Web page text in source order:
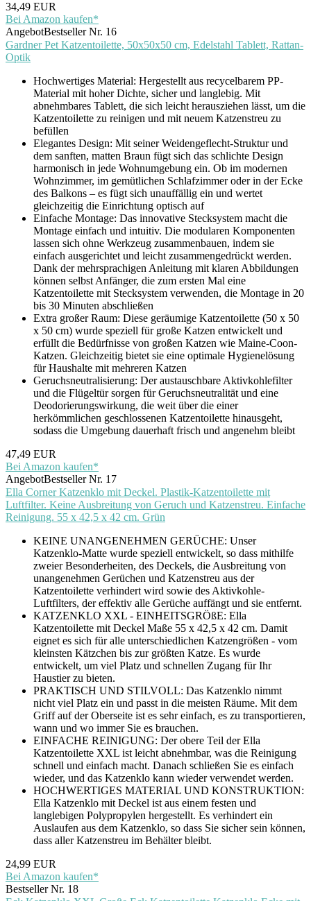
34,49 EUR
Bei Amazon kaufen*
AngebotBestseller Nr. 16
Gardner Pet Katzentoilette, 50x50x50 cm, Edelstahl Tablett, Rattan-
Optik
Hochwertiges Material: Hergestellt aus recycelbarem PP-
Material mit hoher Dichte, sicher und langlebig. Mit
abnehmbares Tablett, die sich leicht herausziehen lässt, um die
Katzentoilette zu reinigen und mit neuem Katzenstreu zu
befüllen
Elegantes Design: Mit seiner Weidengeflecht-Struktur und
dem sanften, matten Braun fügt sich das schlichte Design
harmonisch in jede Wohnumgebung ein. Ob im modernen
Wohnzimmer, im gemütlichen Schlafzimmer oder in der Ecke
des Balkons – es fügt sich unauffällig ein und wertet
gleichzeitig die Einrichtung optisch auf
Einfache Montage: Das innovative Stecksystem macht die
Montage einfach und intuitiv. Die modularen Komponenten
lassen sich ohne Werkzeug zusammenbauen, indem sie
einfach ausgerichtet und leicht zusammengedrückt werden.
Dank der mehrsprachigen Anleitung mit klaren Abbildungen
können selbst Anfänger, die zum ersten Mal eine
Katzentoilette mit Stecksystem verwenden, die Montage in 20
bis 30 Minuten abschließen
Extra großer Raum: Diese geräumige Katzentoilette (50 x 50
x 50 cm) wurde speziell für große Katzen entwickelt und
erfüllt die Bedürfnisse von großen Katzen wie Maine-Coon-
Katzen. Gleichzeitig bietet sie eine optimale Hygienelösung
für Haushalte mit mehreren Katzen
Geruchsneutralisierung: Der austauschbare Aktivkohlefilter
und die Flügeltür sorgen für Geruchsneutralität und eine
Deodorierungswirkung, die weit über die einer
herkömmlichen geschlossenen Katzentoilette hinausgeht,
sodass die Umgebung dauerhaft frisch und angenehm bleibt
47,49 EUR
Bei Amazon kaufen*
AngebotBestseller Nr. 17
Ella Corner Katzenklo mit Deckel. Plastik-Katzentoilette mit
Luftfilter. Keine Ausbreitung von Geruch und Katzenstreu. Einfache
Reinigung. 55 x 42,5 x 42 cm. Grün
KEINE UNANGENEHMEN GERÜCHE: Unser
Katzenklo-Matte wurde speziell entwickelt, so dass mithilfe
zweier Besonderheiten, des Deckels, die Ausbreitung von
unangenehmen Gerüchen und Katzenstreu aus der
Katzentoilette verhindert wird sowie des Aktivkohle-
Luftfilters, der effektiv alle Gerüche auffängt und sie entfernt.
KATZENKLO XXL - EINHEITSGRÖßE: Ella
Katzentoilette mit Deckel Maße 55 x 42,5 x 42 cm. Damit
eignet es sich für alle unterschiedlichen Katzengrößen - vom
kleinsten Kätzchen bis zur größten Katze. Es wurde
entwickelt, um viel Platz und schnellen Zugang für Ihr
Haustier zu bieten.
PRAKTISCH UND STILVOLL: Das Katzenklo nimmt
nicht viel Platz ein und passt in die meisten Räume. Mit dem
Griff auf der Oberseite ist es sehr einfach, es zu transportieren,
wann und wo immer Sie es brauchen.
EINFACHE REINIGUNG: Der obere Teil der Ella
Katzentoilette XXL ist leicht abnehmbar, was die Reinigung
schnell und einfach macht. Danach schließen Sie es einfach
wieder, und das Katzenklo kann wieder verwendet werden.
HOCHWERTIGES MATERIAL UND KONSTRUKTION:
Ella Katzenklo mit Deckel ist aus einem festen und
langlebigen Polypropylen hergestellt. Es verhindert ein
Auslaufen aus dem Katzenklo, so dass Sie sicher sein können,
dass aller Katzenstreu im Behälter bleibt.
24,99 EUR
Bei Amazon kaufen*
Bestseller Nr. 18